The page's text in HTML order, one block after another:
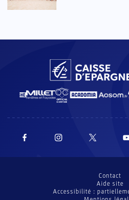
Contact
Aide site
Accessibilité :